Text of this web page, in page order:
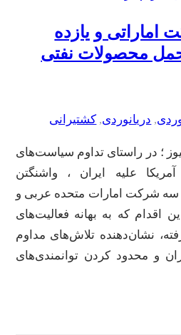
و یازده
محصولات نفتی
, دریانوردی, کشتیرانی
؛ در راستای تداوم سیاست‌های
علیه ایران ، واشنگتن
سه شرکت امارات متحده عربی و
اقدام که به بهانه فعالیت‌های
نشان‌دهنده تلاش‌های مداوم
و محدود کردن توانمندی‌های